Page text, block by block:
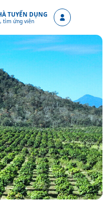
TUYỂN DỤNG
tìm ứng viên